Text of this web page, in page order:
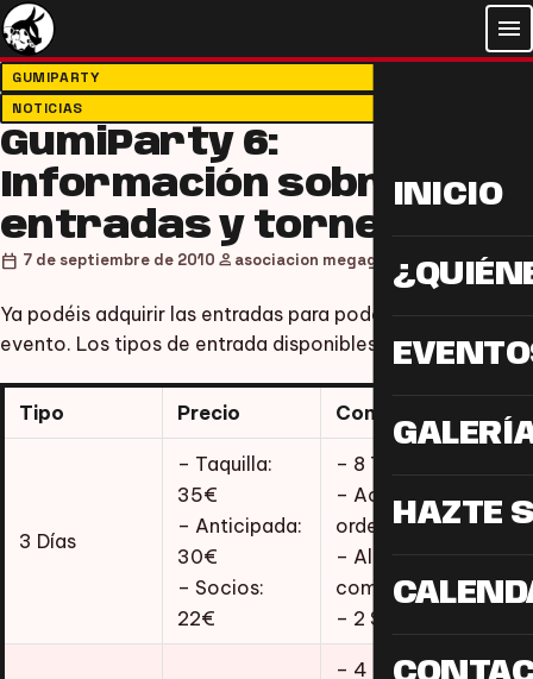
menu
INICIO
HAZTE
GUMIPARTY
NOTICIAS
GumiParty 6:
Información sobre
entradas y torneos
calendar_today 7 de septiembre de 2010 person asociacion megagumi
Ya podéis adquirir las entradas para poder acceder al
evento. Los tipos de entrada disponibles éste año son:
Tipo Precio Contenido
3 Días
– Taquilla:
35€
– Anticipada:
30€
– Socios:
22€
– 8 Torneos
– Acceso con
ordenador
– Alojamiento y
comida
– 2 Sorteos
– 4 Torneos